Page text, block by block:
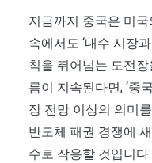
지금까지 중국은 미
속에서도 ‘내수 시장
칙을 뛰어넘는 도전
름이 지속된다면, ‘중
장 전망 이상의 의미
반도체 패권 경쟁에
수로 작용할 것입니다.